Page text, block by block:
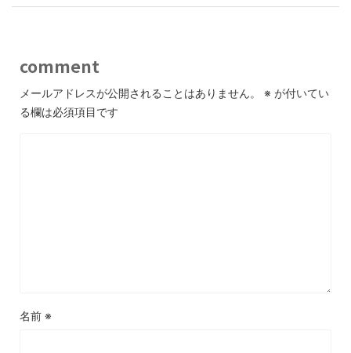
comment
メールアドレスが公開されることはありません。 ※ が付いてい
る欄は必須項目です
名前 ※